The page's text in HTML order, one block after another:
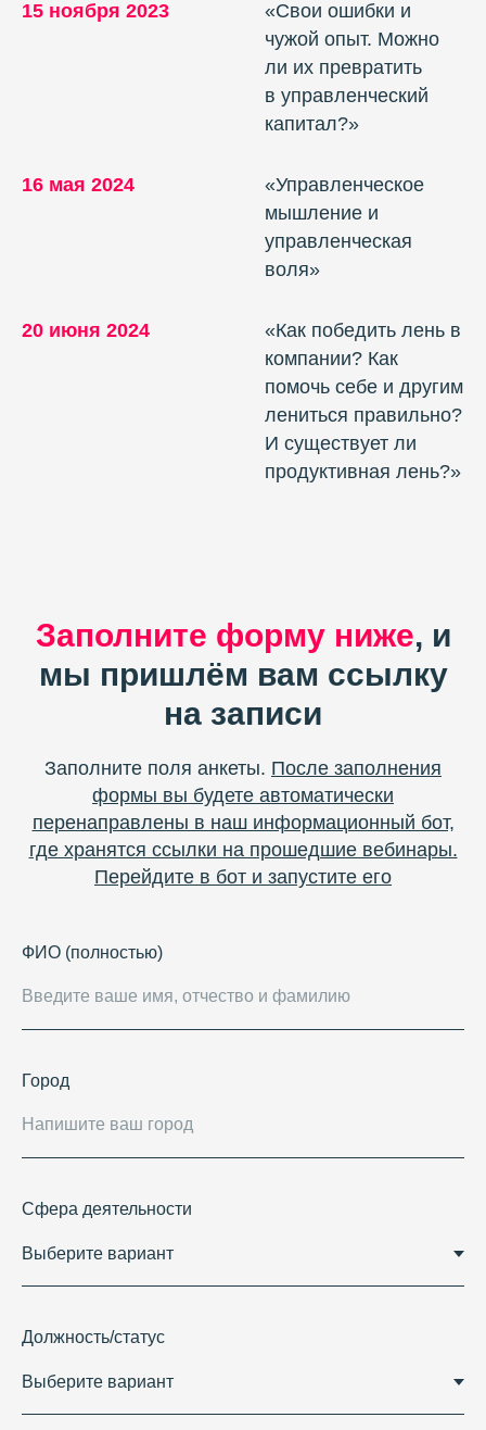
15 ноября 2023
«Свои ошибки и
чужой опыт. Можно
ли их превратить
в управленческий
капитал?»
16 мая 2024
«Управленческое
мышление и
управленческая
воля»
20 июня 2024
«Как победить лень в
компании? Как
помочь себе и другим
лениться правильно?
И существует ли
продуктивная лень?»
Заполните форму ниже, и
мы пришлём вам ссылку
на записи
Заполните поля анкеты. После заполнения
формы вы будете автоматически
перенаправлены в наш информационный бот,
где хранятся ссылки на прошедшие вебинары.
Перейдите в бот и запустите его
ФИО (полностью)
Город
Сфера деятельности
Должность/статус